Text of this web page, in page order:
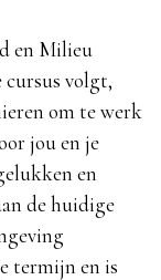
en Milieu
cursus volgt,
om te werk
jou en je
en
de huidige
termijn en is